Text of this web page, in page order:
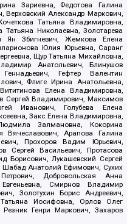
Зариевна, Федотова Галина
Верховский Александр Маркович,
Татьяна Владимировна,
Николаевна, Золотарева
Ян Збигневич, Жемкова Елена
Юлия Юрьевна, Саранг
Щур Татьяна Михайловна,
Анатольевич, Блинушов
Гефтер Валентин
Флиге Ирина Анатольевна,
Елена Владимировна,
Сергей Владимирович, Максимов
Иванович, Голубева Елена
Закс Елена Владимировна,
Залмановна, Кокорина
Вячеславович, Арапова Галина
Прохоров Вадим Юрьевич,
Сергей Васильевич, Протасова
Борисович, Лукашевский Сергей
Анатолий Ефимович, Сухих
Добровольская Анна
Смирнов Владимир
Золотухин Борис Андреевич,
Иосифовна, Орлов Олег
Генри Маркович, Захаров